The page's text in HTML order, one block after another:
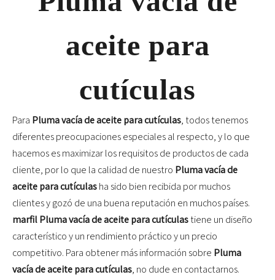
aceite para
cutículas
Para Pluma vacía de aceite para cutículas, todos tenemos
diferentes preocupaciones especiales al respecto, y lo que
hacemos es maximizar los requisitos de productos de cada
cliente, por lo que la calidad de nuestro Pluma vacía de
aceite para cutículasha sido bien recibida por muchos
clientes y gozó de una buena reputación en muchos países.
marfilPluma vacía de aceite para cutículastiene un diseño
característico y un rendimiento práctico y un precio
competitivo. Para obtener más información sobre Pluma
vacía de aceite para cutículas, no dude en contactarnos.